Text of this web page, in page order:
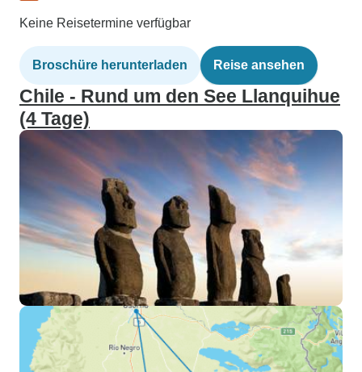
Keine Reisetermine verfügbar
Broschüre herunterladen Reise ansehen
Chile - Rund um den See Llanquihue
(4 Tage)